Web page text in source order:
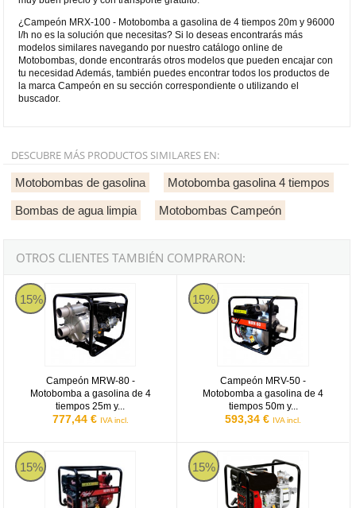
¿Campeón MRX-100 - Motobomba a gasolina de 4 tiempos 20m y 96000
l/h no es la solución que necesitas? Si lo deseas encontrarás más
modelos similares navegando por nuestro catálogo online de
Motobombas, donde encontrarás otros modelos que pueden encajar con
tu necesidad Además, también puedes encontrar todos los productos de
la marca Campeón en su sección correspondiente o utilizando el
buscador.
DESCUBRE MÁS PRODUCTOS SIMILARES EN:
Motobombas de gasolina Motobomba gasolina 4 tiempos
Bombas de agua limpia Motobombas Campeón
OTROS CLIENTES TAMBIÉN COMPRARON:
15%
Campeón MRW-80 -
Motobomba a gasolina de 4
tiempos 25m y...
777,44 € IVA incl.
Campeón MRW-80 - Motobomba a gasolina de 4 tiempos 25m y
15%
Campeón MRV-50 -
Motobomba a gasolina de 4
tiempos 50m y...
593,34 € IVA incl.
Campeón MRV-50 - Motobomba
15%
Campeón MRV-80 - Motobomba a gasolina de 4 tiempos 80m y
15%
Campeón MRX-50 - Motobomba